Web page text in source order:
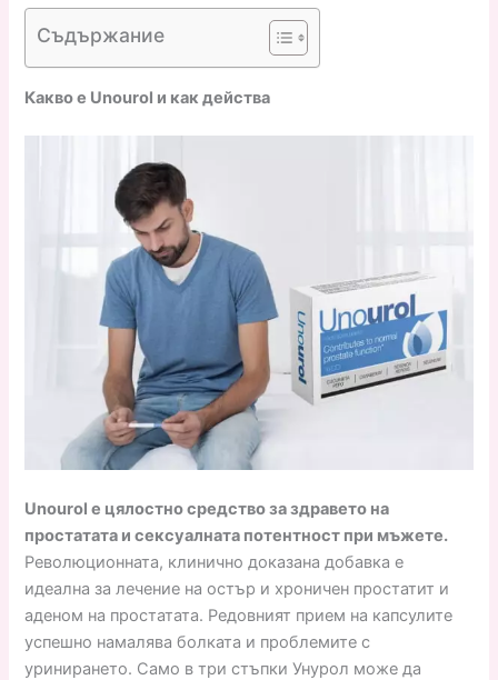
Съдържание
Какво е Unourol и как действа
Unourol е цялостно средство за здравето на
простатата и сексуалната потентност при мъжете.
Революционната, клинично доказана добавка е
идеална за лечение на остър и хроничен простатит и
аденом на простатата. Редовният прием на капсулите
успешно намалява болката и проблемите с
уринирането. Само в три стъпки Унурол може да